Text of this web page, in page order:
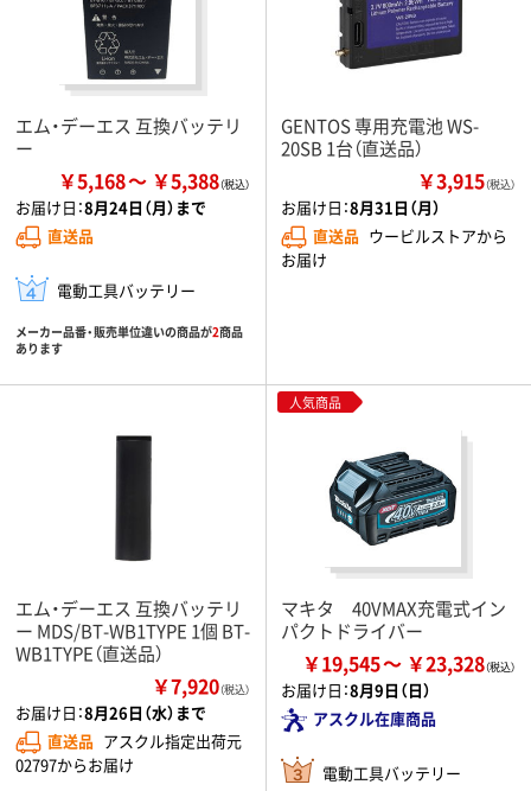
エム・デーエス 互換バッテリ
ー
￥5,168 ￥5,388
お届け日：8月24日（月）まで
直送品
電動工具バッテリー
メーカー品番・販売単位違いの商品が2商品
あります
GENTOS 専用充電池 WS-
20SB 1台（直送品）
￥3,915（税込）
お届け日：8月31日（月）
直送品 ウービルストアから
お届け
エム・デーエス 互換バッテリ
ー MDS/BT-WB1TYPE 1個 BT-
WB1TYPE（直送品）
￥7,920（税込）
お届け日：8月26日（水）まで
直送品 アスクル指定出荷元
02797からお届け
人気商品
マキタ 40VMAX充電式イン
パクトドライバー
￥19,545 ￥23,328
お届け日：8月9日（日）
アスクル在庫商品
電動工具バッテリー